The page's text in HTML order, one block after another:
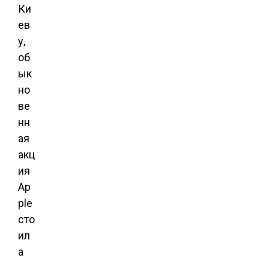
Ки
ев
у,
об
ык
но
ве
нн
ая
акц
ия
Ap
ple
сто
ил
а